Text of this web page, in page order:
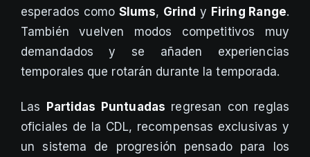
esperados como Slums, Grind y Firing Range.
También vuelven modos competitivos muy
demandados y se añaden experiencias
temporales que rotarán durante la temporada.
Las Partidas Puntuadas regresan con reglas
oficiales de la CDL, recompensas exclusivas y
un sistema de progresión pensado para los